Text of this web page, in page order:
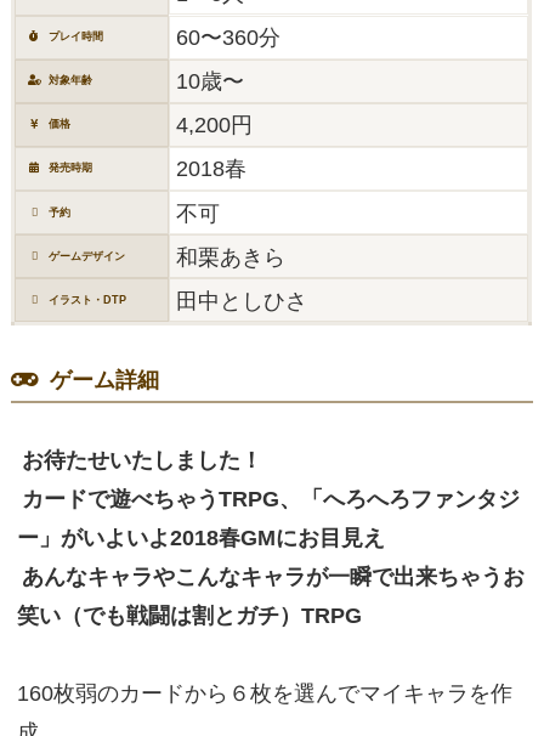
プレイ時間 60〜360分
対象年齢 10歳〜
価格 4,200円
発売時期 2018春
予約 不可
ゲームデザイン 和栗あきら
イラスト・DTP 田中としひさ
ゲーム詳細
お待たせいたしました！
カードで遊べちゃうTRPG、「へろへろファンタジ
ー」がいよいよ2018春GMにお目見え
あんなキャラやこんなキャラが一瞬で出来ちゃうお
笑い（でも戦闘は割とガチ）TRPG
160枚弱のカードから６枚を選んでマイキャラを作